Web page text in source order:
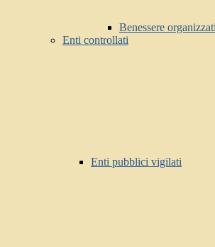
Benessere
Enti controllati
Enti pubblici vigilati